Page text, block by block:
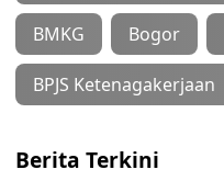
BMKG Bogor
BPJS Ketenagakerjaan
Berita Terkini